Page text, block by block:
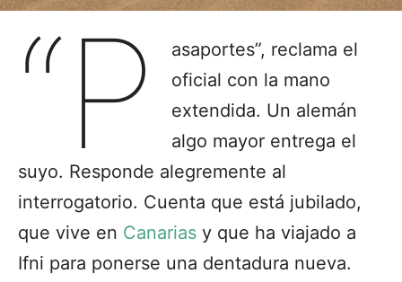
“P
asaportes”, reclama el
oficial con la mano
extendida. Un alemán
algo mayor entrega el
suyo. Responde alegremente al
interrogatorio. Cuenta que está jubilado,
que vive en Canarias y que ha viajado a
Ifni para ponerse una dentadura nueva.